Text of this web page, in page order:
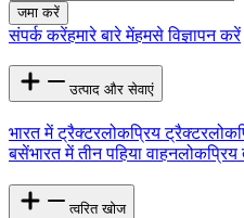
जमा करें
संपर्क करेंहमारे बारे मेंहमसे विज्ञापन करें
उत्पाद और सेवाएं
भारत में ट्रैक्टरलोकप्रिय ट्रैक्टर
बसेंभारत में तीन पहिया वाहनलोकप्रिय
त्वरित खोज